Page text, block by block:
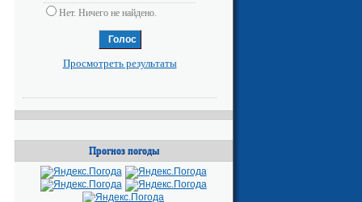
Нет. Ничего не найдено.
Просмотреть результаты
Прогноз погоды